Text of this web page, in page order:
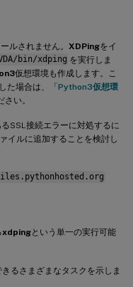
ルされません。 XDPingをイ
bin/xdping を実行しま
仮想環境も作成します。こ
た場合は、「Python3仮想環
い。
SSL接続エラーに対処するに
ルに追加することを検討し
xdpingという単一の実行可能
るさまざまなタスクを示しま